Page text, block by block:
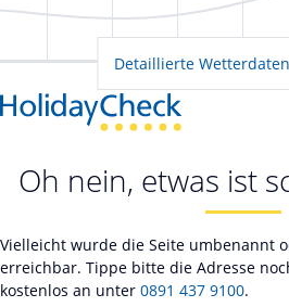
Detaillierte
Oh nein, etwas ist
Vielleicht wurde die Seite umbenannt
erreichbar. Tippe bitte die Adresse
kostenlos an unter 0891 437 9100.